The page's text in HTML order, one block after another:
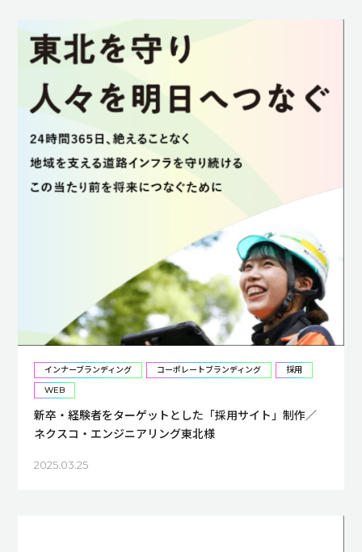
インナーブランディング コーポレートブランディング
採用
WEB
新卒・経験者をターゲットとした「採用サイト」制作／
ネクスコ・エンジニアリング東北様
2025.03.25